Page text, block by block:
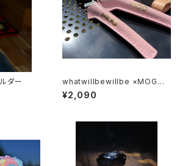
ダー
whatwillbewillbe ×MOG F
EDECA CLEVER TONG MINI
レザーケース（ピンク・ブラック）
¥2,090